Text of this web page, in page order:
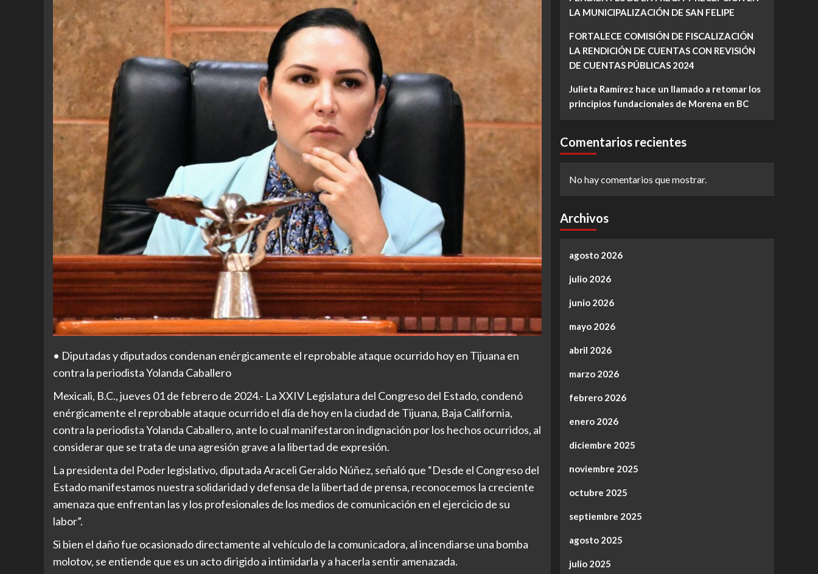
• Diputadas y diputados condenan enérgicamente el reprobable ataque ocurrido hoy en Tijuana en
contra la periodista Yolanda Caballero
Mexicali, B.C., jueves 01 de febrero de 2024.- La XXIV Legislatura del Congreso del Estado, condenó
enérgicamente el reprobable ataque ocurrido el día de hoy en la ciudad de Tijuana, Baja California,
contra la periodista Yolanda Caballero, ante lo cual manifestaron indignación por los hechos ocurridos, al
considerar que se trata de una agresión grave a la libertad de expresión.
La presidenta del Poder legislativo, diputada Araceli Geraldo Núñez, señaló que “Desde el Congreso del
Estado manifestamos nuestra solidaridad y defensa de la libertad de prensa, reconocemos la creciente
amenaza que enfrentan las y los profesionales de los medios de comunicación en el ejercicio de su
labor”.
Si bien el daño fue ocasionado directamente al vehículo de la comunicadora, al incendiarse una bomba
molotov, se entiende que es un acto dirigido a intimidarla y a hacerla sentir amenazada.
LA MUNICIPALIZACIÓN DE SAN FELIPE
FORTALECE COMISIÓN DE FISCALIZACIÓN
LA RENDICIÓN DE CUENTAS CON REVISIÓN
DE CUENTAS PÚBLICAS 2024
Julieta Ramírez hace un llamado a retomar los
principios fundacionales de Morena en BC
Comentarios recientes
No hay comentarios que mostrar.
Archivos
agosto 2026
julio 2026
junio 2026
mayo 2026
abril 2026
marzo 2026
febrero 2026
enero 2026
diciembre 2025
noviembre 2025
octubre 2025
septiembre 2025
agosto 2025
julio 2025